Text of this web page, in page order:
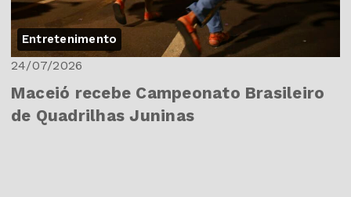
Entretenimento
24/07/2026
Maceió recebe Campeonato Brasileiro
de Quadrilhas Juninas